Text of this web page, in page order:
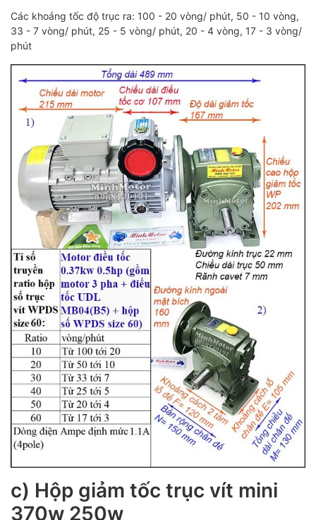
Các khoảng tốc độ trục ra: 100 - 20 vòng/ phút, 50 - 10 vòng,
33 - 7 vòng/ phút, 25 - 5 vòng/ phút, 20 - 4 vòng, 17 - 3 vòng/
phút
c) Hộp giảm tốc trục vít mini
370w 250w